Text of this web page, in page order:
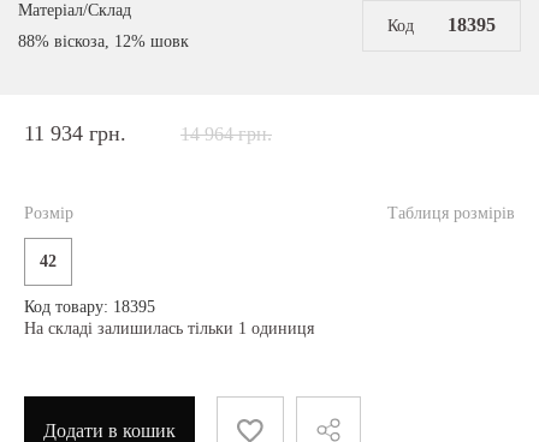
Матеріал/Склад
88% віскоза, 12% шовк
Код 18395
11 934 грн. 14 964 грн.
Таблиця розмірів
Розмір
42
Код товару: 18395
На складі залишилась тільки 1 одиниця
Додати в кошик